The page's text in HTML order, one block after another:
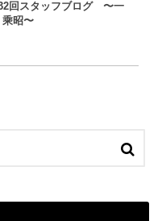
回スタッフブログ 〜一
昭〜